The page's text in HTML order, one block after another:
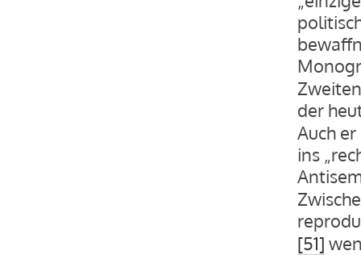
der
Auch
ins
[51]